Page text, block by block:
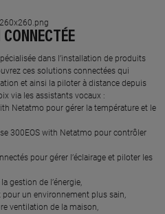
dans l’installation de produits
ces solutions connectées qui
et ainsi la piloter à distance depuis
via les assistants vocaux :
Netatmo pour gérer la température et le
300EOS with Netatmo pour contrôler
pour gérer l’éclairage et piloter les
gestion de l’énergie,
pour un environnement plus sain,
ventilation de la maison,